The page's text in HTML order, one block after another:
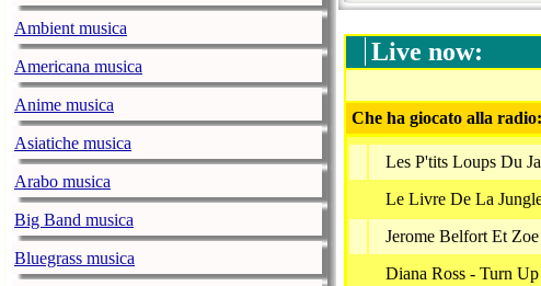
Ambient musica
Americana musica
Anime musica
Asiatiche musica
Arabo musica
Big Band musica
Bluegrass musica
Live now:
Che ha giocato alla radio:
Les P'tits Loups Du
Le Livre De La
Jerome Belfort Et
Diana Ross - Turn